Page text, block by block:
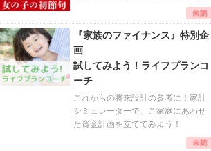
『家族のファイナンス』特別企
画
試してみよう！ライフプランコ
ーチ
これからの将来設計の参考に！家計
シミュレーターで、ご家庭にあわせ
た資金計画を立ててみよう！